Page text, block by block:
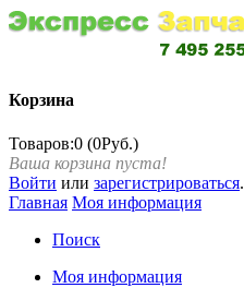
Корзина
Товаров:0 (0Руб.)
Ваша корзина пуста!
Войти или зарегистрироваться.
Главная Моя информация
Поиск
Моя информация